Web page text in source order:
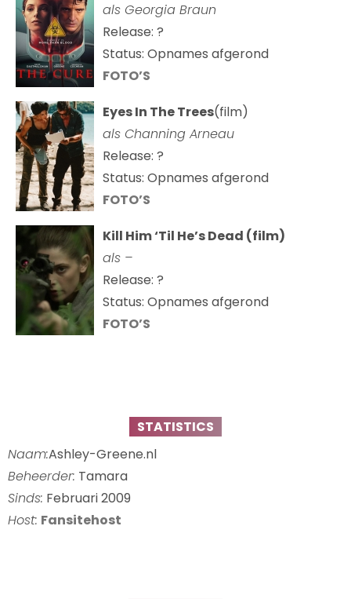
als Georgia Braun
Release: ?
Status: Opnames afgerond
FOTO’S
Eyes In The Trees(film)
als Channing Arneau
Release: ?
Status: Opnames afgerond
FOTO’S
Kill Him ‘Til He’s Dead (film)
als –
Release: ?
Status: Opnames afgerond
FOTO’S
STATISTICS
Naam:Ashley-Greene.nl
Beheerder: Tamara
Sinds: Februari 2009
Host: Fansitehost